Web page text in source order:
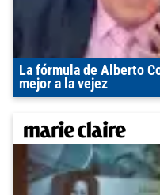
La fórmula de Alberto
mejor a la vejez